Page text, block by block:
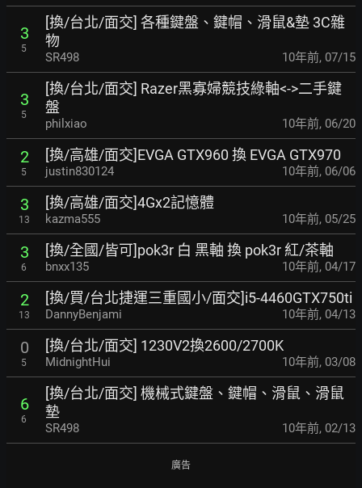
3
5
[換/台北/面交] 各種鍵盤、鍵帽、滑鼠&墊 3C雜
物
SR498 10年前, 07/15
3
5
[換/台北/面交] Razer黑寡婦競技綠軸<->二手鍵
盤
philxiao 10年前, 06/20
2
5
[換/高雄/面交]EVGA GTX960 換 EVGA GTX970
justin830124 10年前, 06/06
3
13
[換/高雄/面交]4Gx2記憶體
kazma555 10年前, 05/25
3
6
[換/全國/皆可]pok3r 白 黑軸 換 pok3r 紅/茶軸
bnxx135 10年前, 04/17
2
13
[換/買/台北捷運三重國小/面交]i5-4460GTX750ti
DannyBenjami 10年前, 04/13
0
5
[換/台北/面交] 1230V2換2600/2700K
MidnightHui 10年前, 03/08
6
6
[換/台北/面交] 機械式鍵盤、鍵帽、滑鼠、滑鼠
墊
SR498 10年前, 02/13
廣告